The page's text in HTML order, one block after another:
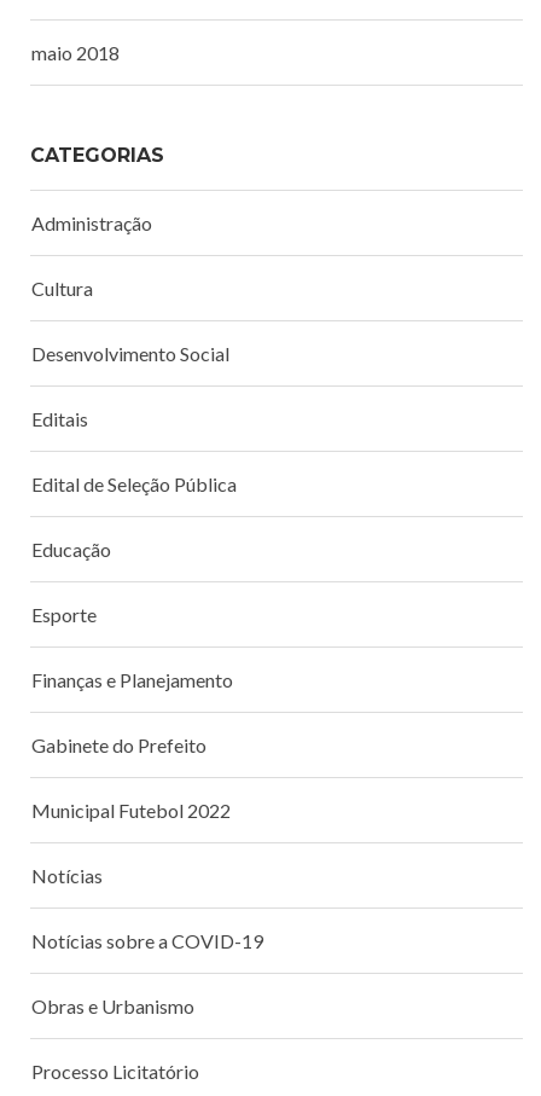
maio 2018
CATEGORIAS
Administração
Cultura
Desenvolvimento Social
Editais
Edital de Seleção Pública
Educação
Esporte
Finanças e Planejamento
Gabinete do Prefeito
Municipal Futebol 2022
Notícias
Notícias sobre a COVID-19
Obras e Urbanismo
Processo Licitatório